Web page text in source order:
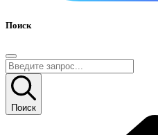
Поиск
Поиск